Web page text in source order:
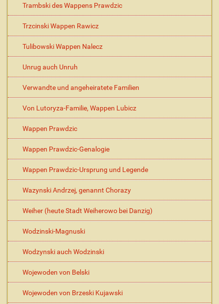
Trambski des Wappens Prawdzic
Trzcinski Wappen Rawicz
Tulibowski Wappen Nalecz
Unrug auch Unruh
Verwandte und angeheiratete Familien
Von Lutoryza-Familie, Wappen Lubicz
Wappen Prawdzic
Wappen Prawdzic-Genalogie
Wappen Prawdzic-Ursprung und Legende
Wazynski Andrzej, genannt Chorazy
Weiher (heute Stadt Weiherowo bei Danzig)
Wodzinski-Magnuski
Wodzynski auch Wodzinski
Wojewoden von Belski
Wojewoden von Brzeski Kujawski